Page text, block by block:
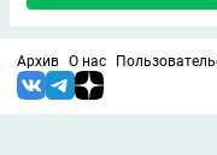
Архив О нас